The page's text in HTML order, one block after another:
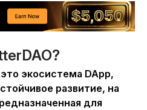
экосистема DApp,
развитие, на
для